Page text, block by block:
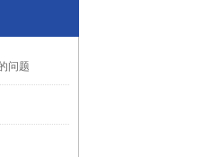
问题